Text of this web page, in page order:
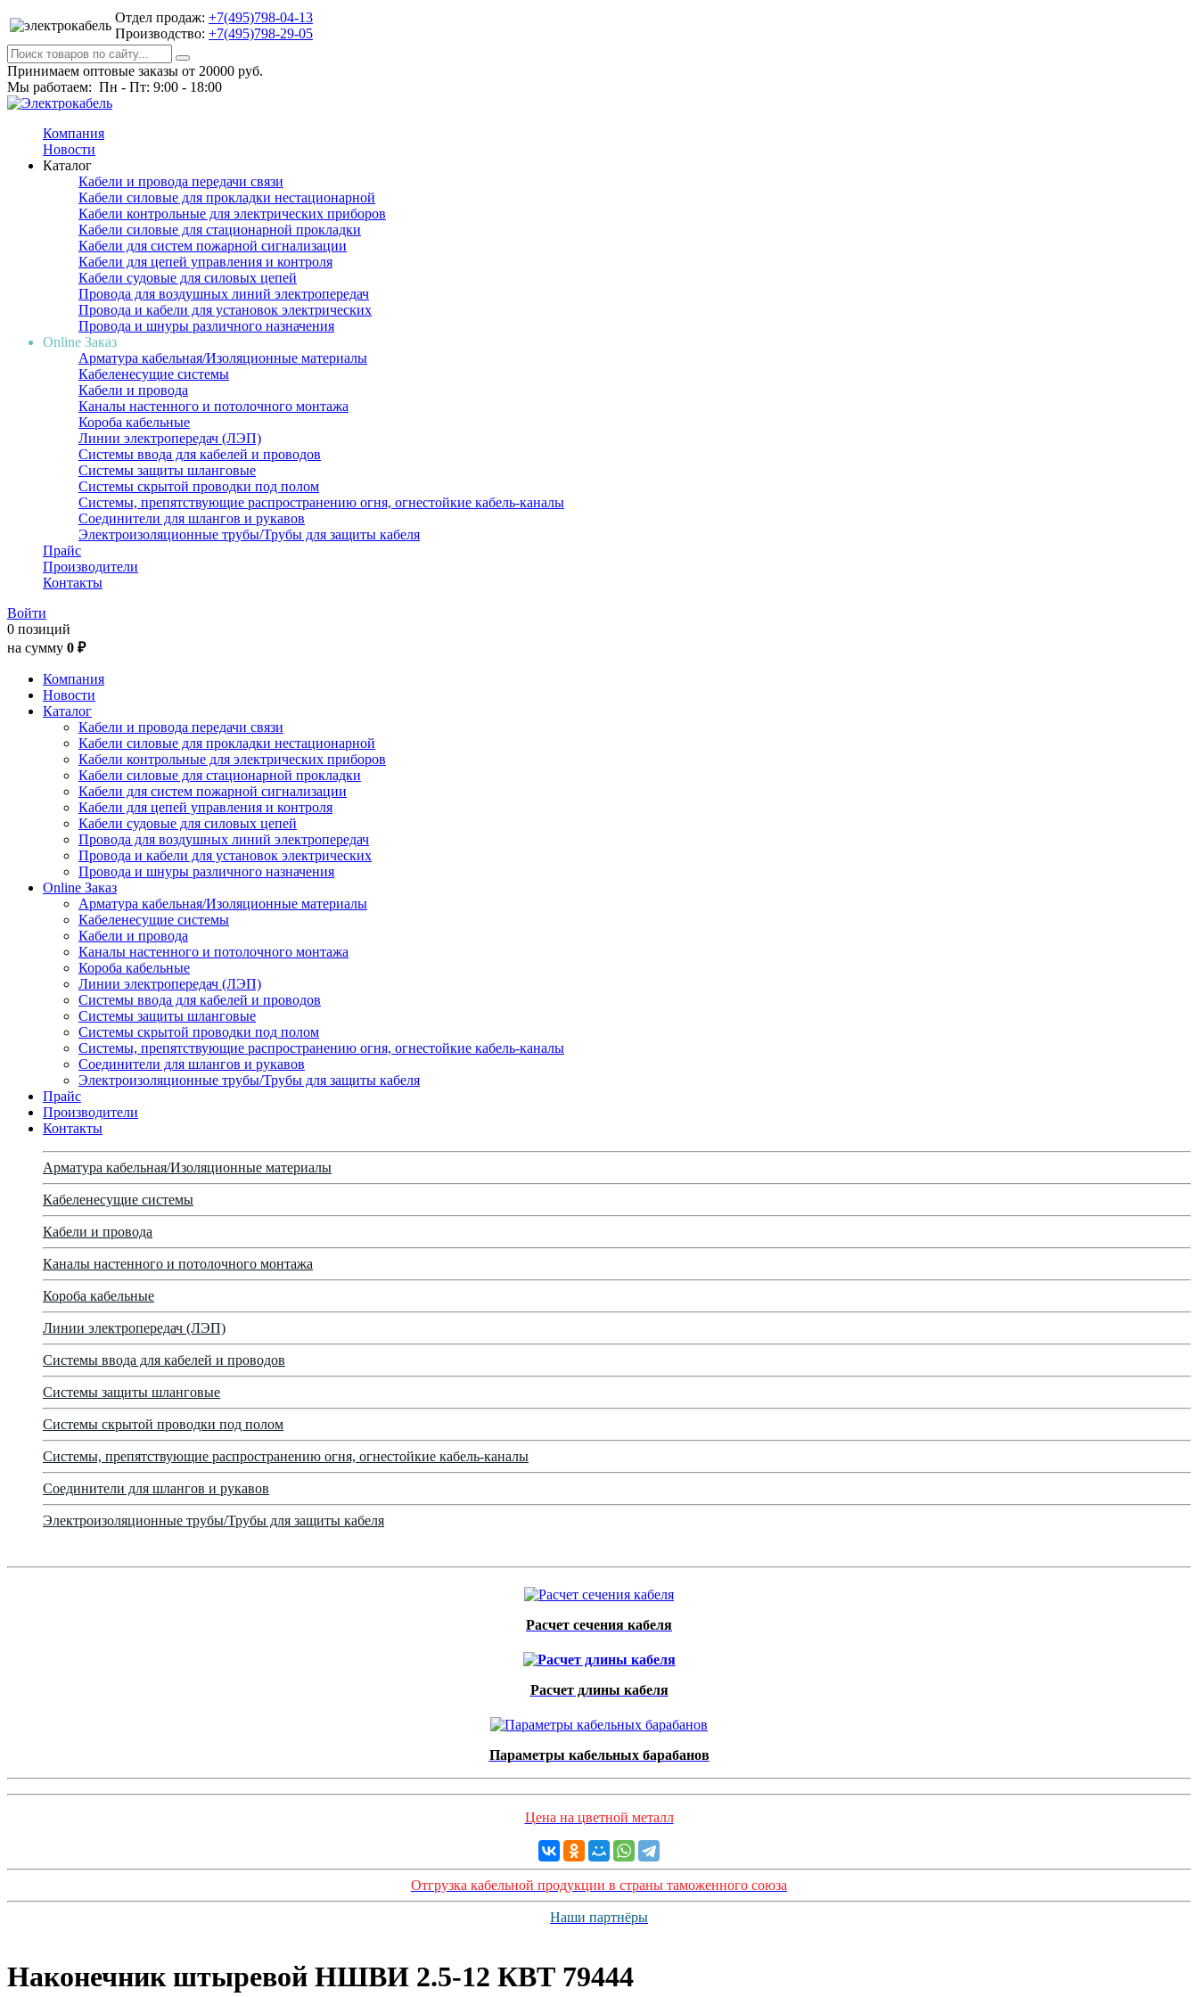
Отдел продаж: +7(495)798-04-13
Производство: +7(495)798-29-05
Принимаем оптовые заказы от 20000 руб.
Мы работаем: Пн - Пт: 9:00 - 18:00
Компания
Новости
Каталог
Кабели и провода передачи связи
Кабели силовые для прокладки нестационарной
Кабели контрольные для электрических приборов
Кабели силовые для стационарной прокладки
Кабели для систем пожарной сигнализации
Кабели для цепей управления и контроля
Кабели судовые для силовых цепей
Провода для воздушных линий электропередач
Провода и кабели для установок электрических
Провода и шнуры различного назначения
Online Заказ
Арматура кабельная/Изоляционные материалы
Кабеленесущие системы
Кабели и провода
Каналы настенного и потолочного монтажа
Короба кабельные
Линии электропередач (ЛЭП)
Системы ввода для кабелей и проводов
Системы защиты шланговые
Системы скрытой проводки под полом
Системы, препятствующие распространению огня, огнестойкие кабель-каналы
Соединители для шлангов и рукавов
Электроизоляционные трубы/Трубы для защиты кабеля
Прайс
Производители
Контакты
Войти
0 позиций
на сумму 0 ₽
Компания
Новости
Каталог
Кабели и провода передачи связи
Кабели силовые для прокладки нестационарной
Кабели контрольные для электрических приборов
Кабели силовые для стационарной прокладки
Кабели для систем пожарной сигнализации
Кабели для цепей управления и контроля
Кабели судовые для силовых цепей
Провода для воздушных линий электропередач
Провода и кабели для установок электрических
Провода и шнуры различного назначения
Online Заказ
Арматура кабельная/Изоляционные материалы
Кабеленесущие системы
Кабели и провода
Каналы настенного и потолочного монтажа
Короба кабельные
Линии электропередач (ЛЭП)
Системы ввода для кабелей и проводов
Системы защиты шланговые
Системы скрытой проводки под полом
Системы, препятствующие распространению огня, огнестойкие кабель-каналы
Соединители для шлангов и рукавов
Электроизоляционные трубы/Трубы для защиты кабеля
Прайс
Производители
Контакты
Арматура кабельная/Изоляционные материалы
Кабеленесущие системы
Кабели и провода
Каналы настенного и потолочного монтажа
Короба кабельные
Линии электропередач (ЛЭП)
Системы ввода для кабелей и проводов
Системы защиты шланговые
Системы скрытой проводки под полом
Системы, препятствующие распространению огня, огнестойкие кабель-каналы
Соединители для шлангов и рукавов
Электроизоляционные трубы/Трубы для защиты кабеля
Расчет сечения кабеля
Расчет длины кабеля
Параметры кабельных барабанов
Цена на цветной металл
Отгрузка кабельной продукции в страны таможенного союза
Наши партнёры
Наконечник штыревой НШВИ 2.5-12 КВТ 79444